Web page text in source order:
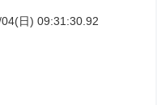
04(日) 09:31:30.92